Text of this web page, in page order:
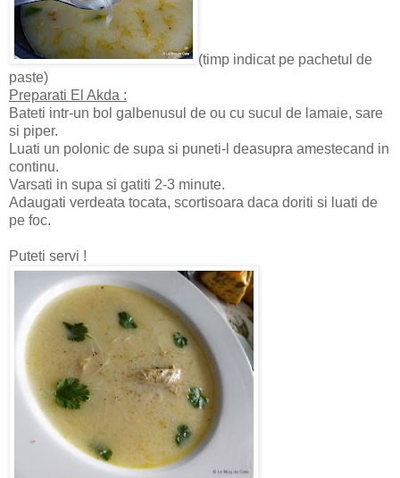
(timp indicat pe pachetul de
paste)
Preparati El Akda :
Bateti intr-un bol galbenusul de ou cu sucul de lamaie, sare
si piper.
Luati un polonic de supa si puneti-l deasupra amestecand in
continu.
Varsati in supa si gatiti 2-3 minute.
Adaugati verdeata tocata, scortisoara daca doriti si luati de
pe foc.
Puteti servi !